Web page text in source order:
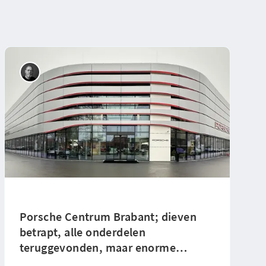
Porsche Centrum Brabant; dieven
betrapt, alle onderdelen
teruggevonden, maar enorme…